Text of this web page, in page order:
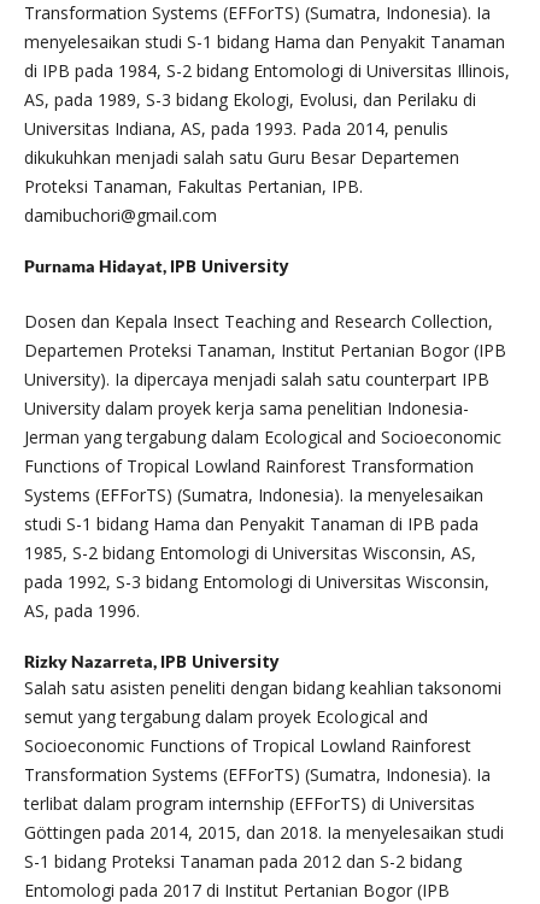
Transformation Systems (EFForTS) (Sumatra, Indonesia). Ia
menyelesaikan studi S-1 bidang Hama dan Penyakit Tanaman
di IPB pada 1984, S-2 bidang Entomologi di Universitas Illinois,
AS, pada 1989, S-3 bidang Ekologi, Evolusi, dan Perilaku di
Universitas Indiana, AS, pada 1993. Pada 2014, penulis
dikukuhkan menjadi salah satu Guru Besar Departemen
Proteksi Tanaman, Fakultas Pertanian, IPB.
damibuchori@gmail.com
Purnama Hidayat, IPB University
Dosen dan Kepala Insect Teaching and Research Collection,
Departemen Proteksi Tanaman, Institut Pertanian Bogor (IPB
University). Ia dipercaya menjadi salah satu counterpart IPB
University dalam proyek kerja sama penelitian Indonesia-
Jerman yang tergabung dalam Ecological and Socioeconomic
Functions of Tropical Lowland Rainforest Transformation
Systems (EFForTS) (Sumatra, Indonesia). Ia menyelesaikan
studi S-1 bidang Hama dan Penyakit Tanaman di IPB pada
1985, S-2 bidang Entomologi di Universitas Wisconsin, AS,
pada 1992, S-3 bidang Entomologi di Universitas Wisconsin,
AS, pada 1996.
Rizky Nazarreta, IPB University
Salah satu asisten peneliti dengan bidang keahlian taksonomi
semut yang tergabung dalam proyek Ecological and
Socioeconomic Functions of Tropical Lowland Rainforest
Transformation Systems (EFForTS) (Sumatra, Indonesia). Ia
terlibat dalam program internship (EFForTS) di Universitas
Göttingen pada 2014, 2015, dan 2018. Ia menyelesaikan studi
S-1 bidang Proteksi Tanaman pada 2012 dan S-2 bidang
Entomologi pada 2017 di Institut Pertanian Bogor (IPB